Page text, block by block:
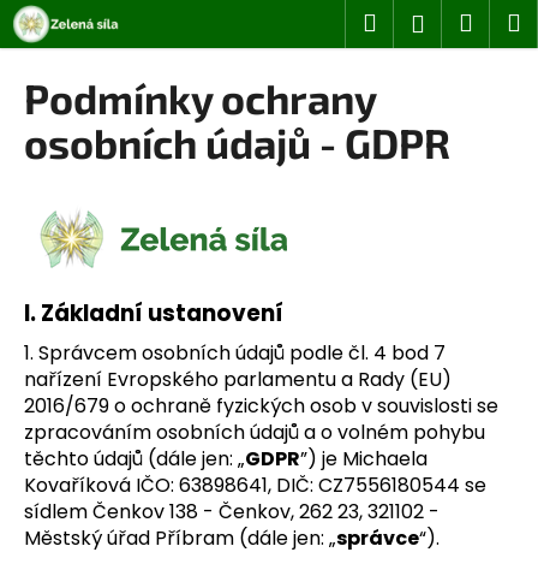
Přejít
na
obsah
Hledat
Podmínky ochrany
osobních údajů - GDPR
I.Základní ustanovení
1. Správcem osobních údajů podle čl. 4 bod 7
nařízení Evropského parlamentu a Rady (EU)
2016/679 o ochraně fyzických osob v souvislosti se
zpracováním osobních údajů a o volném pohybu
těchto údajů (dále jen: „GDPR”) je Michaela
Kovaříková IČO: 63898641, DIČ: CZ7556180544 se
sídlem Čenkov 138 - Čenkov, 262 23, 321102 -
Městský úřad Příbram (dále jen: „správce“).
K
o
C
o
o
e
b
u
j
e
t
e
n